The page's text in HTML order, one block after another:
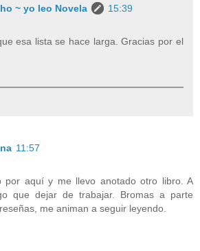
~ yo leo Novela
15:39
esa lista se hace larga. Gracias por el
11:57
por aquí y me llevo anotado otro libro. A
que dejar de trabajar. Bromas a parte
me animan a seguir leyendo.